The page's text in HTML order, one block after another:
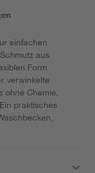
einfachen
aus
Form
verwinkelte
ohne Chemie,
praktisches